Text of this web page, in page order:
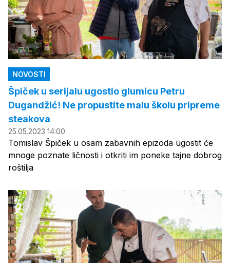
NOVOSTI
Špiček u serijalu ugostio glumicu Petru
Dugandžić! Ne propustite malu školu pripreme
steakova
25.05.2023 14:00
Tomislav Špiček u osam zabavnih epizoda ugostit će
mnoge poznate ličnosti i otkriti im poneke tajne dobrog
roštilja